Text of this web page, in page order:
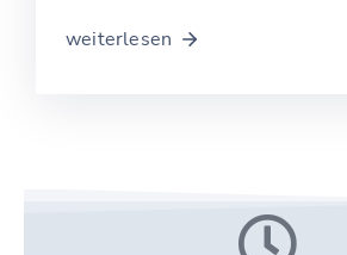
weiterlesen